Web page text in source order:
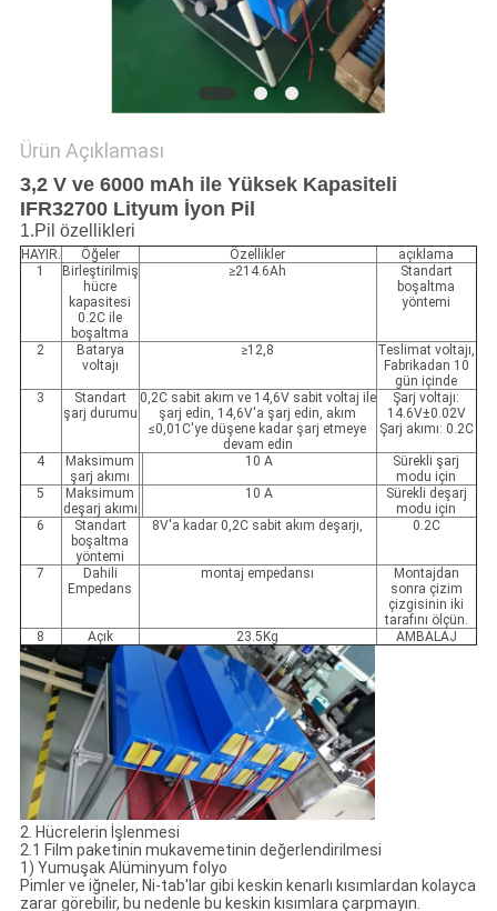
PRIVACY
POLICY
Ürün Açıklaması
3,2 V ve 6000 mAh ile Yüksek Kapasiteli
IFR32700 Lityum İyon Pil
1.Pil özellikleri
HAYIR. Öğeler Özellikler
açıklama
1
Birleştirilmiş
hücre
kapasitesi
0.2C ile
boşaltma
≥214.6Ah
Standart
boşaltma
yöntemi
2
Batarya
voltajı
≥12,8
Teslimat voltajı,
Fabrikadan 10
gün içinde
3
Standart
şarj durumu
0,2C sabit akım ve 14,6V sabit voltaj ile
şarj edin, 14,6V'a şarj edin, akım
≤0,01C'ye düşene kadar şarj etmeye
devam edin
Şarj voltajı:
14.6V±0.02V
Şarj akımı: 0.2C
4
Maksimum
şarj akımı
10 A
Sürekli şarj
modu için
5
Maksimum
deşarj akımı
10 A
Sürekli deşarj
modu için
6
Standart
boşaltma
yöntemi
8V'a kadar 0,2C sabit akım deşarjı, 0.2C
7
Dahili
Empedans
montaj empedansı
Montajdan
sonra çizim
çizgisinin iki
tarafını ölçün.
8
Açık 23.5Kg AMBALAJ
2. Hücrelerin İşlenmesi
2.1 Film paketinin mukavemetinin değerlendirilmesi
1) Yumuşak Alüminyum folyo
Pimler ve iğneler, Ni-tab'lar gibi keskin kenarlı kısımlardan kolayca
zarar görebilir, bu nedenle bu keskin kısımlara çarpmayın.